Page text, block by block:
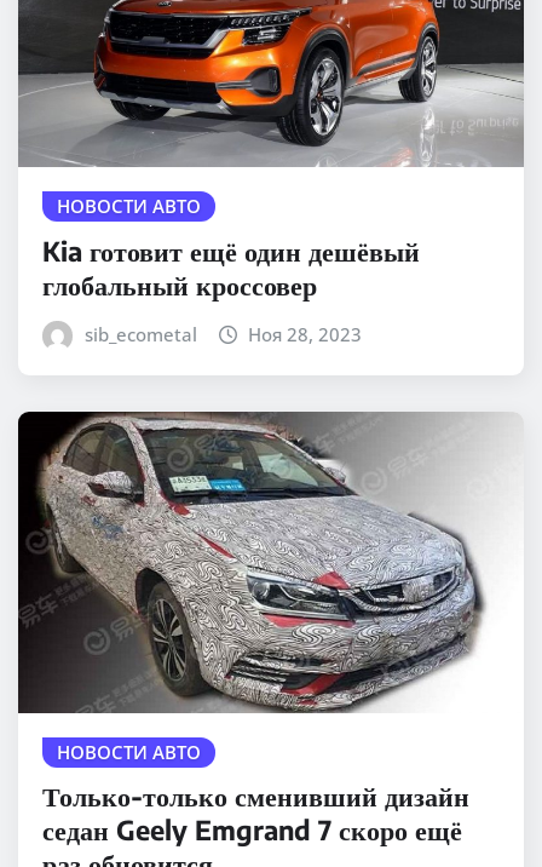
НОВОСТИ АВТО
Kia готовит ещё один дешёвый
глобальный кроссовер
sib_ecometal Ноя 28, 2023
НОВОСТИ АВТО
Только-только сменивший дизайн
седан Geely Emgrand 7 скоро ещё